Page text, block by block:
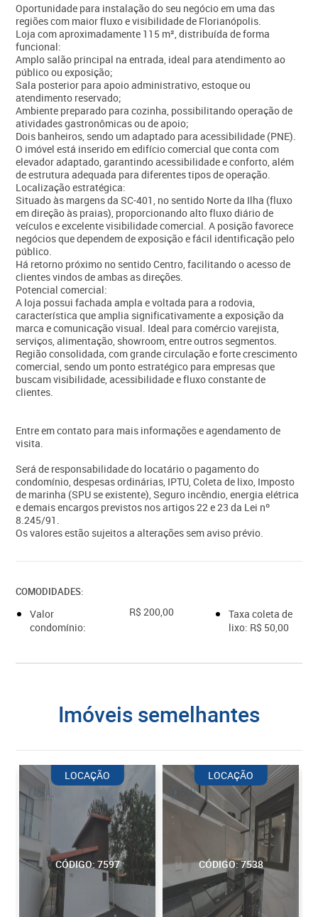
Oportunidade para instalação do seu negócio em uma das
regiões com maior fluxo e visibilidade de Florianópolis.
Loja com aproximadamente 115 m², distribuída de forma
funcional:
Amplo salão principal na entrada, ideal para atendimento ao
público ou exposição;
Sala posterior para apoio administrativo, estoque ou
atendimento reservado;
Ambiente preparado para cozinha, possibilitando operação de
atividades gastronômicas ou de apoio;
Dois banheiros, sendo um adaptado para acessibilidade (PNE).
O imóvel está inserido em edifício comercial que conta com
elevador adaptado, garantindo acessibilidade e conforto, além
de estrutura adequada para diferentes tipos de operação.
Localização estratégica:
Situado às margens da SC-401, no sentido Norte da Ilha (fluxo
em direção às praias), proporcionando alto fluxo diário de
veículos e excelente visibilidade comercial. A posição favorece
negócios que dependem de exposição e fácil identificação pelo
público.
Há retorno próximo no sentido Centro, facilitando o acesso de
clientes vindos de ambas as direções.
Potencial comercial:
A loja possui fachada ampla e voltada para a rodovia,
característica que amplia significativamente a exposição da
marca e comunicação visual. Ideal para comércio varejista,
serviços, alimentação, showroom, entre outros segmentos.
Região consolidada, com grande circulação e forte crescimento
comercial, sendo um ponto estratégico para empresas que
buscam visibilidade, acessibilidade e fluxo constante de
clientes.
Entre em contato para mais informações e agendamento de
visita.
Será de responsabilidade do locatário o pagamento do
condomínio, despesas ordinárias, IPTU, Coleta de lixo, Imposto
de marinha (SPU se existente), Seguro incêndio, energia elétrica
e demais encargos previstos nos artigos 22 e 23 da Lei nº
8.245/91.
Os valores estão sujeitos a alterações sem aviso prévio.
COMODIDADES:
Valor
condomínio:
R$ 200,00
Taxa coleta de
lixo: R$ 50,00
imóveis semelhantes
CÓDIGO: 7597
LOCAÇÃO
CÓDIGO: 7538
LOCAÇÃO